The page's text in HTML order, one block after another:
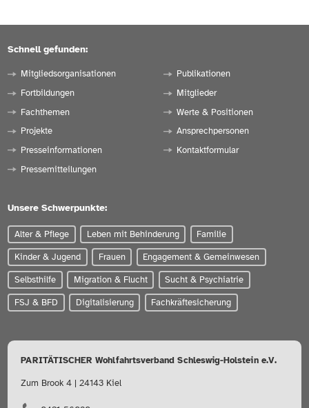
Schnell gefunden:
Mitgliedsorganisationen
Fortbildungen
Fachthemen
Projekte
Presseinformationen
Pressemitteilungen
Publikationen
Mitglieder
Werte & Positionen
Ansprechpersonen
Kontaktformular
Unsere Schwerpunkte:
Alter & Pflege Leben mit Behinderung Familie
Kinder & Jugend Frauen Engagement & Gemeinwesen
Selbsthilfe Migration & Flucht Sucht & Psychiatrie
FSJ & BFD Digitalisierung Fachkräftesicherung
PARITÄTISCHER Wohlfahrtsverband Schleswig-Holstein e.V.
Zum Brook 4 | 24143 Kiel